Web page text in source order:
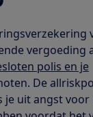
vergoeding
polis en je
De
je uit angst voor